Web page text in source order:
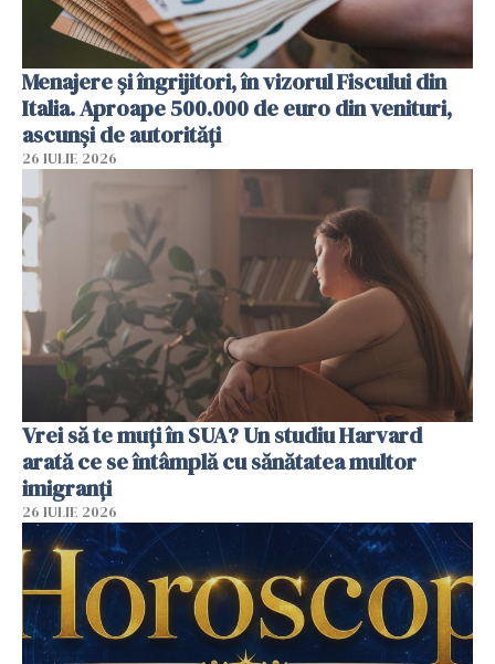
Menajere și îngrijitori, în vizorul Fiscului din
Italia. Aproape 500.000 de euro din venituri,
ascunși de autorități
26 IULIE 2026
Vrei să te muți în SUA? Un studiu Harvard
arată ce se întâmplă cu sănătatea multor
imigranți
26 IULIE 2026